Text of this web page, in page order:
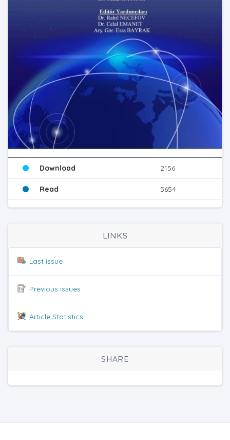
Download 2156
Read 5654
LINKS
Last issue
Previous issues
Article Statistics
SHARE